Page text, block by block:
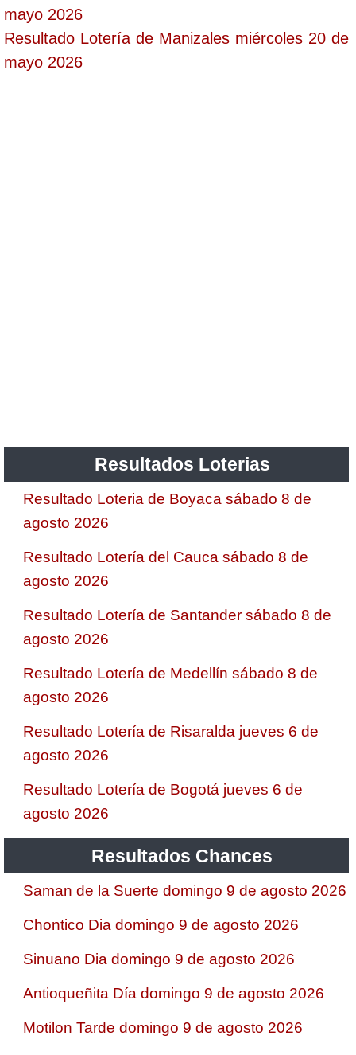
mayo 2026
Resultado Lotería de Manizales miércoles 20 de
mayo 2026
Resultados Loterias
Resultado Loteria de Boyaca sábado 8 de
agosto 2026
Resultado Lotería del Cauca sábado 8 de
agosto 2026
Resultado Lotería de Santander sábado 8 de
agosto 2026
Resultado Lotería de Medellín sábado 8 de
agosto 2026
Resultado Lotería de Risaralda jueves 6 de
agosto 2026
Resultado Lotería de Bogotá jueves 6 de
agosto 2026
Resultados Chances
Saman de la Suerte domingo 9 de agosto 2026
Chontico Dia domingo 9 de agosto 2026
Sinuano Dia domingo 9 de agosto 2026
Antioqueñita Día domingo 9 de agosto 2026
Motilon Tarde domingo 9 de agosto 2026